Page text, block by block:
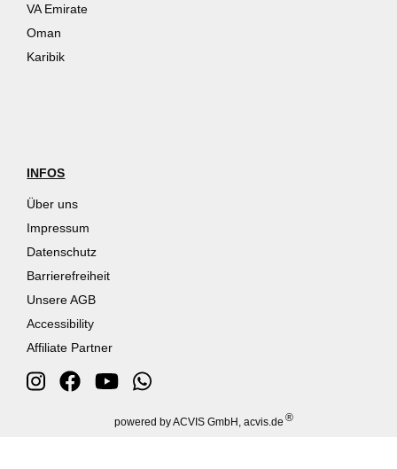
VA Emirate
Oman
Karibik
INFOS
Über uns
Impressum
Datenschutz
Barrierefreiheit
Unsere AGB
Accessibility
Affiliate Partner
powered by ACVIS GmbH, acvis.de ®